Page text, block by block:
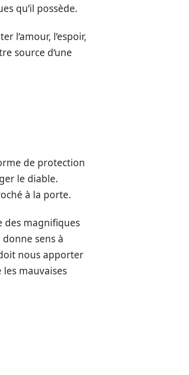
qu’il possède.
l’amour, l’espoir,
source d’une
de protection
le diable.
à la porte.
des magnifiques
sens à
nous apporter
mauvaises